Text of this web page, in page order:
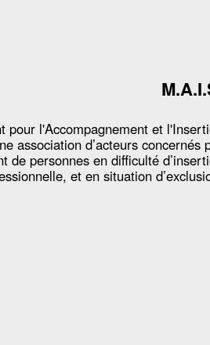
pour l'Accompagnement et
association d’acteurs concernés
de personnes en difficulté
et en situation